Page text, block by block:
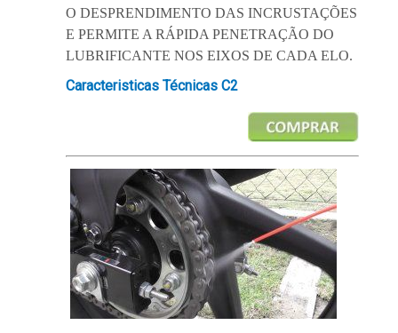
O DESPRENDIMENTO DAS INCRUSTAÇÕES
E PERMITE A RÁPIDA PENETRAÇÃO DO
LUBRIFICANTE NOS EIXOS DE CADA ELO.
Caracteristicas Técnicas C2